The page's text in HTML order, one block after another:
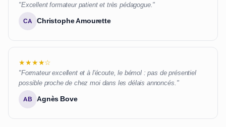
"Excellent formateur patient et très pédagogue."
CA Christophe Amourette
★★★★☆
"Formateur excellent et à l'écoute, le bémol : pas de présentiel
possible proche de chez moi dans les délais annoncés."
AB Agnès Bove